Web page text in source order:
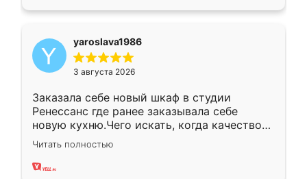
yaroslava1986
3 августа 2026
Заказала себе новый шкаф в студии
Ренессанс где ранее заказывала себе
новую кухню.Чего искать, когда качеством
вполне довольна. Служит кухня уже почти
два года, нареканий нет.
Читать полностью